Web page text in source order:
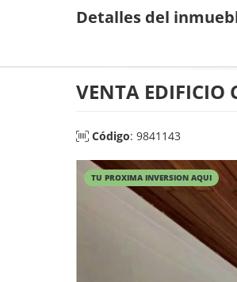
Detalles del
VENTA EDIFICIO
Código: 9841143
TU PROXIMA INVERSION AQUI